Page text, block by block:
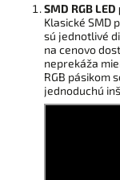
SMD RGB
Klasické SMD
sú jednotlivé
na cenovo
neprekáža
RGB pásikom
jednoduchú